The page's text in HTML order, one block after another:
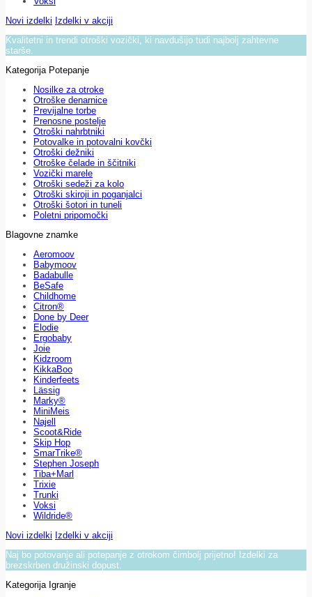
Novi izdelki Izdelki v akciji
Kvalitetni in trendi otroški vozički, ki navdušijo tudi najbolj zahtevne
starše.
Kategorija Potepanje
Nosilke za otroke
Otroške denarnice
Previjalne torbe
Prenosne postelje
Otroški nahrbtniki
Potovalke in potovalni kovčki
Otroški dežniki
Otroške čelade in ščitniki
Vozički marele
Otroški sedeži za kolo
Otroški skiroji in poganjalci
Otroški šotori in tuneli
Poletni pripomočki
Blagovne znamke
Aeromoov
Babymoov
Badabulle
BeSafe
Childhome
Citron®
Done by Deer
Elodie
Ergobaby
Joie
Kidzroom
KikkaBoo
Kinderfeets
Lässig
Marky®
MiniMeis
Najell
Scoot&Ride
Skip Hop
SmarTrike®
Stephen Joseph
Tiba+Marl
Trixie
Trunki
Voksi
Wildride®
Novi izdelki Izdelki v akciji
Naj bo potovanje ali potepanje z otrokom čimbolj prijetno! Izdelki za
brezskrben družinski dopust.
Kategorija Igranje